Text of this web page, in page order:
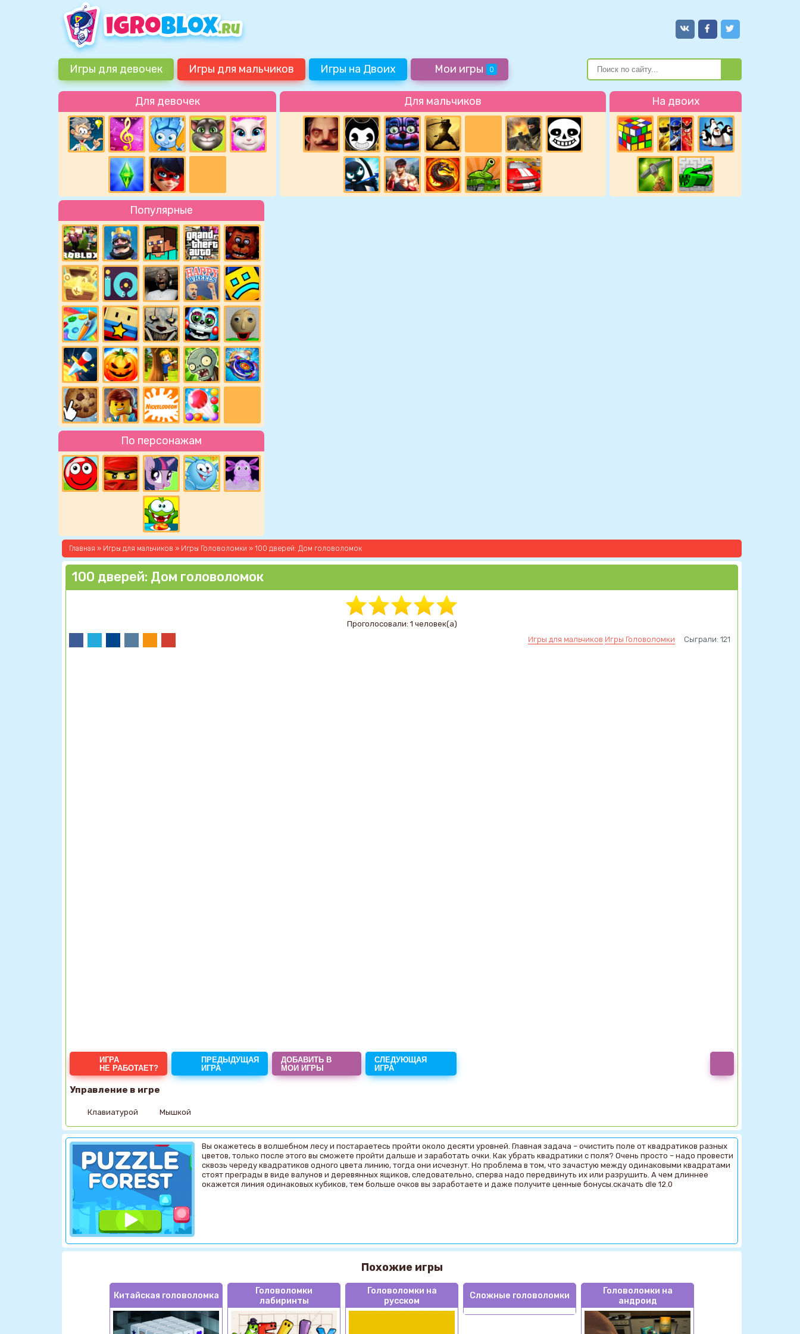
Игры для девочек Игры для мальчиков Игры на Двоих Мои игры 0
Для девочек Для мальчиков На двоих
Популярные
По персонажам
Главная » Игры для мальчиков » Игры Головоломки » 100 дверей: Дом головоломок
100 дверей: Дом головоломок
Проголосовали: 1 человек(а)
Игры для мальчиков Игры Головоломки Сыграли: 121
ИГРА
НЕ РАБОТАЕТ?
ПРЕДЫДУЩАЯ
ИГРА
ДОБАВИТЬ В
МОИ ИГРЫ
СЛЕДУЮЩАЯ
ИГРА
Управление в игре
Клавиатурой Мышкой
Вы окажетесь в волшебном лесу и постараетесь пройти около десяти уровней. Главная задача – очистить поле от квадратиков разных
цветов, только после этого вы сможете пройти дальше и заработать очки. Как убрать квадратики с поля? Очень просто – надо провести
сквозь череду квадратиков одного цвета линию, тогда они исчезнут. Но проблема в том, что зачастую между одинаковыми квадратами
стоят преграды в виде валунов и деревянных ящиков, следовательно, сперва надо передвинуть их или разрушить. А чем длиннее
окажется линия одинаковых кубиков, тем больше очков вы заработаете и даже получите ценные бонусы.скачать dle 12.0
Похожие игры
Китайская головоломка
Головоломки
лабиринты
Головоломки на
русском
Сложные головоломки
Головоломки на
андроид